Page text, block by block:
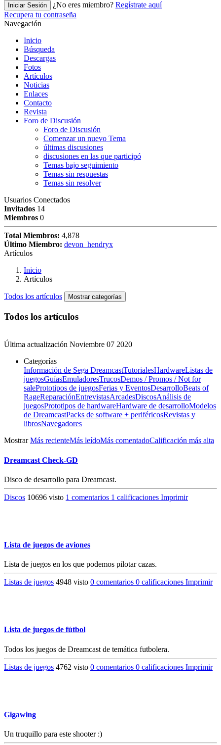
Iniciar Sesión ¿No eres miembro? Regístrate aquí
Recupera tu contraseña
Navegación
Inicio
Búsqueda
Descargas
Fotos
Artículos
Noticias
Enlaces
Contacto
Revista
Foro de Discusión
Foro de Discusión
Comenzar un nuevo Tema
últimas discusiones
discusiones en las que participó
Temas bajo seguimiento
Temas sin respuestas
Temas sin resolver
Usuarios Conectados
Invitados 14
Miembros 0
Total Miembros: 4,878
Último Miembro: devon_hendryx
Artículos
Inicio
Artículos
Todos los artículos Mostrar categorías
Todos los artículos
Última actualización Noviembre 07 2020
Categorías
Información de Sega DreamcastTutorialesHardwareListas de
juegosGuíasEmuladoresTrucosDemos / Promos / Not for
salePrototipos de juegosFerias y EventosDesarrolloBeats of
RageReparaciónEntrevistasArcadesDiscosAnálisis de
juegosPrototipos de hardwareHardware de desarrolloModelos
de DreamcastPacks de software + periféricosRevistas y
librosNavegadores
Mostrar Más recienteMás leídoMás comentadoCalificación más alta
Dreamcast Check-GD
Disco de desarrollo para Dreamcast.
Discos 10696 visto 1 comentarios 1 calificaciones Imprimir
Lista de juegos de aviones
Lista de juegos en los que podemos pilotar cazas.
Listas de juegos 4948 visto 0 comentarios 0 calificaciones Imprimir
Lista de juegos de fútbol
Todos los juegos de Dreamcast de temática futbolera.
Listas de juegos 4762 visto 0 comentarios 0 calificaciones Imprimir
Gigawing
Un truquillo para este shooter :)